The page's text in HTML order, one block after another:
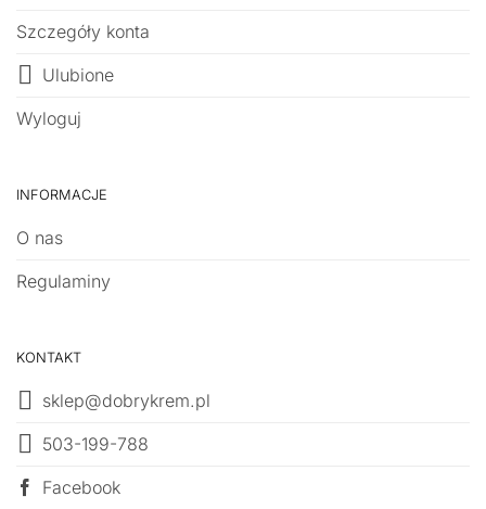
Szczegóły konta
Ulubione
Wyloguj
INFORMACJE
O nas
Regulaminy
KONTAKT
sklep@dobrykrem.pl
503-199-788
Facebook